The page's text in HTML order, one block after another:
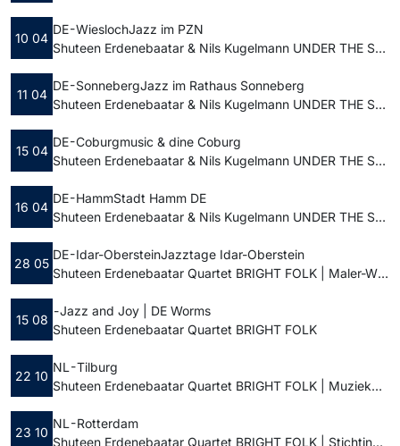
10 04
DE - WieslochJazz im PZN
Shuteen Erdenebaatar & Nils Kugelmann UNDER THE SAME STARS | Festhalle am Psychiatrischen Zentrum Nordbaden
11 04
DE - SonnebergJazz im Rathaus Sonneberg
Shuteen Erdenebaatar & Nils Kugelmann UNDER THE SAME STARS | Stadtverwaltung Sonneberg Amt Kultur Sport Soziales
15 04
DE - Coburgmusic & dine Coburg
Shuteen Erdenebaatar & Nils Kugelmann UNDER THE SAME STARS | Foyer | Wohnbau Stadt Coburg
16 04
DE - HammStadt Hamm DE
Shuteen Erdenebaatar & Nils Kugelmann UNDER THE SAME STARS | Kurhaus Bad Hamm
28 05
DE - Idar-ObersteinJazztage Idar-Oberstein
Shuteen Erdenebaatar Quartet BRIGHT FOLK | Maler-Wild-Weg
15 08
-Jazz and Joy | DE Worms
Shuteen Erdenebaatar Quartet BRIGHT FOLK
22 10
NL - Tilburg
Shuteen Erdenebaatar Quartet BRIGHT FOLK | Muziekpodium Paradox
23 10
NL - Rotterdam
Shuteen Erdenebaatar Quartet BRIGHT FOLK | Stichting LantarenVenster